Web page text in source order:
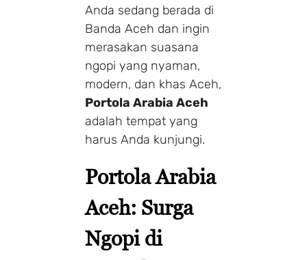
Anda sedang berada di
Banda Aceh dan ingin
merasakan suasana
ngopi yang nyaman,
modern, dan khas Aceh,
Portola Arabia Aceh
adalah tempat yang
harus Anda kunjungi.
Portola Arabia
Aceh: Surga
Ngopi di